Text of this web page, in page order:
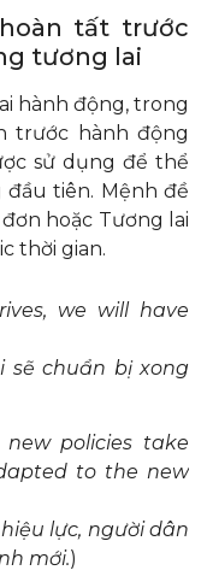
tất trước
tương lai
hành động, trong
trước hành động
sử dụng để thể
đầu tiên. Mệnh đề
hoặc Tương lai
thời gian.
we will have
sẽ chuẩn bị xong
policies take
to the new
lực, người dân
mới.)